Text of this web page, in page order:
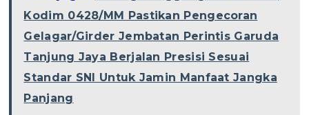
Kodim 0428/MM Pastikan Pengecoran
Gelagar/Girder Jembatan Perintis Garuda
Tanjung Jaya Berjalan Presisi Sesuai
Standar SNI Untuk Jamin Manfaat Jangka
Panjang